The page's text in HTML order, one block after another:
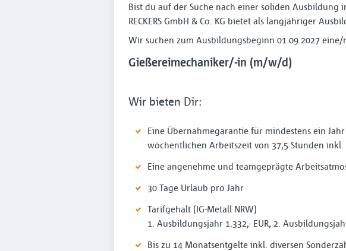
Bist du auf der Suche nach einer soliden Ausbildung
RECKERS GmbH & Co. KG bietet als langjähriger
Wir suchen zum Ausbildungsbeginn 01.09.2027
Gießereimechaniker/-in (m/w/d)
Wir bieten Dir:
Eine Übernahmegarantie für mindestens ein
wöchentlichen Arbeitszeit von 37,5 Stunden
Eine angenehme und teamgeprägte
30 Tage Urlaub pro Jahr
Tarifgehalt (IG-Metall NRW)
1. Ausbildungsjahr 1.332,- EUR, 2.
Bis zu 14 Monatsentgelte inkl. diversen